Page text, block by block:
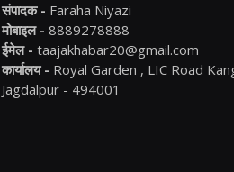
संपादक - Faraha Niyazi
मोबाइल - 8889278888
ईमेल - taajakhabar20@gmail.com
कार्यालय - Royal Garden , LIC Road
Jagdalpur - 494001